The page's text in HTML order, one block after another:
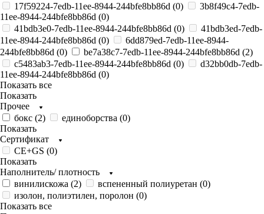
17f59224-7edb-11ee-8944-244bfe8bb86d (0)
3b8f49c4-7edb-
11ee-8944-244bfe8bb86d (0)
41bdb3e0-7edb-11ee-8944-244bfe8bb86d (0)
41bdb3ed-7edb-
11ee-8944-244bfe8bb86d (0)
6dd879ed-7edb-11ee-8944-
244bfe8bb86d (0) be7a38c7-7edb-11ee-8944-244bfe8bb86d (2)
c5483ab3-7edb-11ee-8944-244bfe8bb86d (0)
d32bb0db-7edb-
11ee-8944-244bfe8bb86d (0)
Показать все
Показать
Прочее
бокс (2) единоборства (0)
Показать
Сертификат
CE+GS (0)
Показать
Наполнитель/ плотность
винилискожа (2) вспененный полиуретан (0)
изолон, полиэтилен, поролон (0)
Показать все